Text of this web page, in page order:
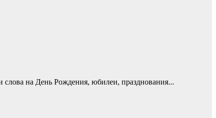
слова на День Рождения, юбилеи, празднования...